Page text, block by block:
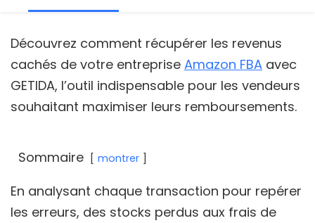
Découvrez comment récupérer les revenus
cachés de votre entreprise Amazon FBA avec
GETIDA, l’outil indispensable pour les vendeurs
souhaitant maximiser leurs remboursements.
Sommaire montrer
En analysant chaque transaction pour repérer
les erreurs, des stocks perdus aux frais de